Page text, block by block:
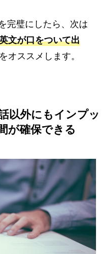
完璧にしたら、次は
文が口をついて出
オススメします。
以外にもインプッ
が確保できる